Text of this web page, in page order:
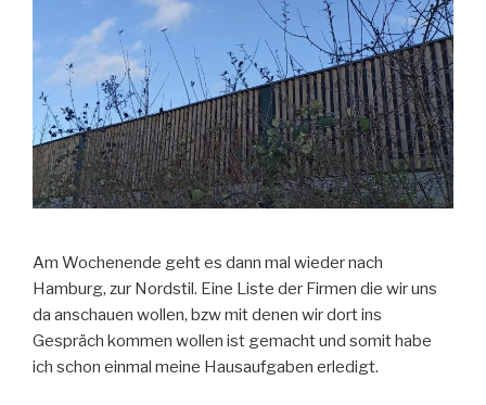
Am Wochenende geht es dann mal wieder nach
Hamburg, zur Nordstil. Eine Liste der Firmen die wir uns
da anschauen wollen, bzw mit denen wir dort ins
Gespräch kommen wollen ist gemacht und somit habe
ich schon einmal meine Hausaufgaben erledigt.